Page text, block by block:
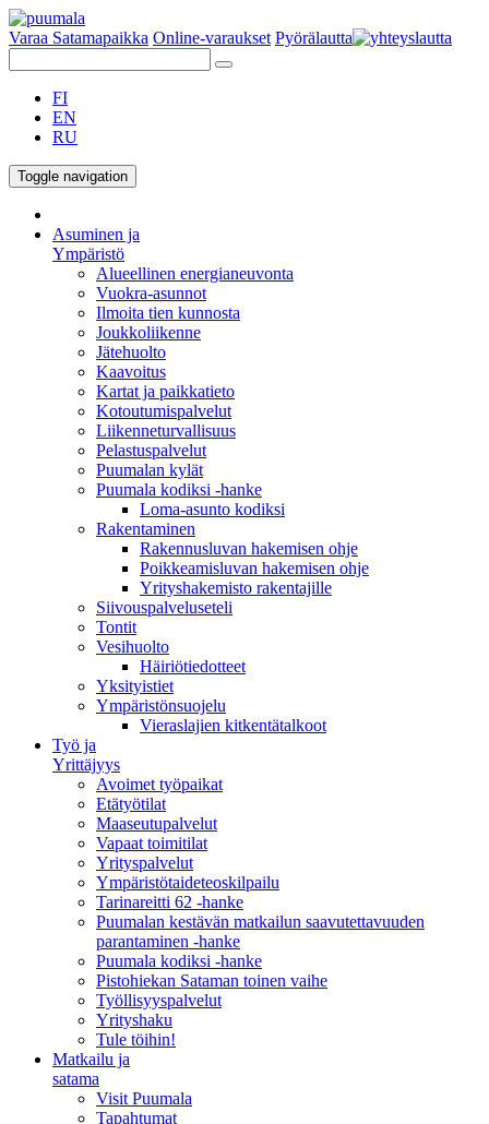
Varaa Satamapaikka Online-varaukset Pyörälautta
FI
EN
RU
Toggle navigation
Asuminen ja
Ympäristö
Alueellinen energianeuvonta
Vuokra-asunnot
Ilmoita tien kunnosta
Joukkoliikenne
Jätehuolto
Kaavoitus
Kartat ja paikkatieto
Kotoutumispalvelut
Liikenneturvallisuus
Pelastuspalvelut
Puumalan kylät
Puumala kodiksi -hanke
Loma-asunto kodiksi
Rakentaminen
Rakennusluvan hakemisen ohje
Poikkeamisluvan hakemisen ohje
Yrityshakemisto rakentajille
Siivouspalveluseteli
Tontit
Vesihuolto
Häiriötiedotteet
Yksityistiet
Ympäristönsuojelu
Vieraslajien kitkentätalkoot
Työ ja
Yrittäjyys
Avoimet työpaikat
Etätyötilat
Maaseutupalvelut
Vapaat toimitilat
Yrityspalvelut
Ympäristötaideteoskilpailu
Tarinareitti 62 -hanke
Puumalan kestävän matkailun saavutettavuuden
parantaminen -hanke
Puumala kodiksi -hanke
Pistohiekan Sataman toinen vaihe
Työllisyyspalvelut
Yrityshaku
Tule töihin!
Matkailu ja
satama
Visit Puumala
Tapahtumat